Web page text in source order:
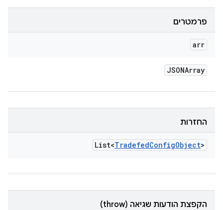
פרמטרים
arr
JSONArray
החזרות
List<TradefedConfigObject>
הקפצת הודעות שגיאה (throw)